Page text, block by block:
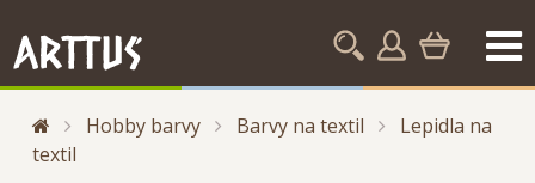
Hobby barvy Barvy na textil
Lepidla na
textil